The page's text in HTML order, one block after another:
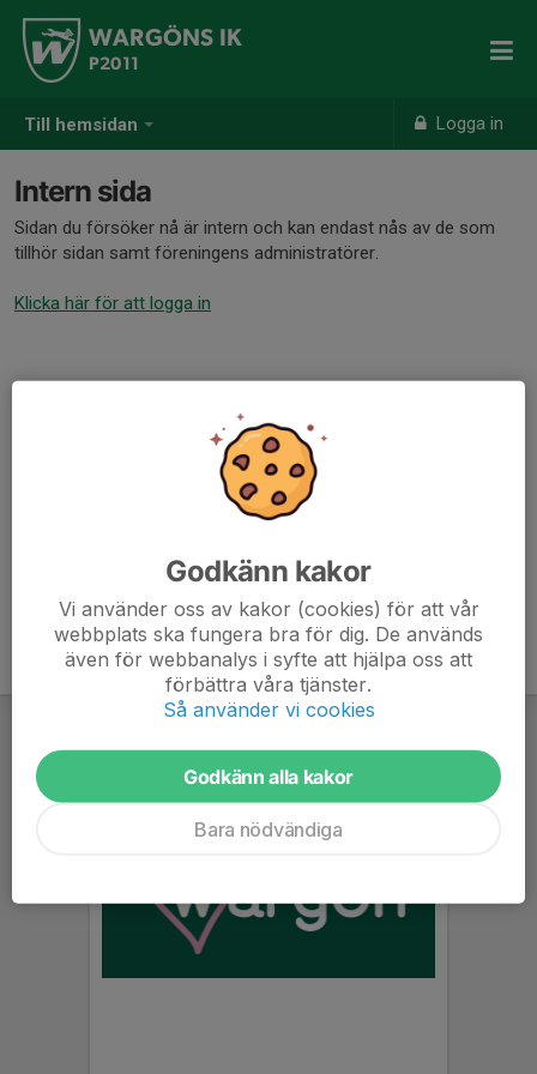
Till hemsidan Logga in
WARGÖNS IK
P2011
Intern sida
Sidan du försöker nå är intern och kan endast nås av de som
tillhör sidan samt föreningens administratörer.
Klicka här för att logga in
Godkänn kakor
Vi använder oss av kakor (cookies) för att vår
webbplats ska fungera bra för dig. De används
även för webbanalys i syfte att hjälpa oss att
förbättra våra tjänster.
Så använder vi cookies
Godkänn alla kakor
Bara nödvändiga